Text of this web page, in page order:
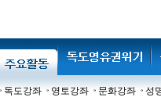
독도강좌 영토강좌 문화강좌 성